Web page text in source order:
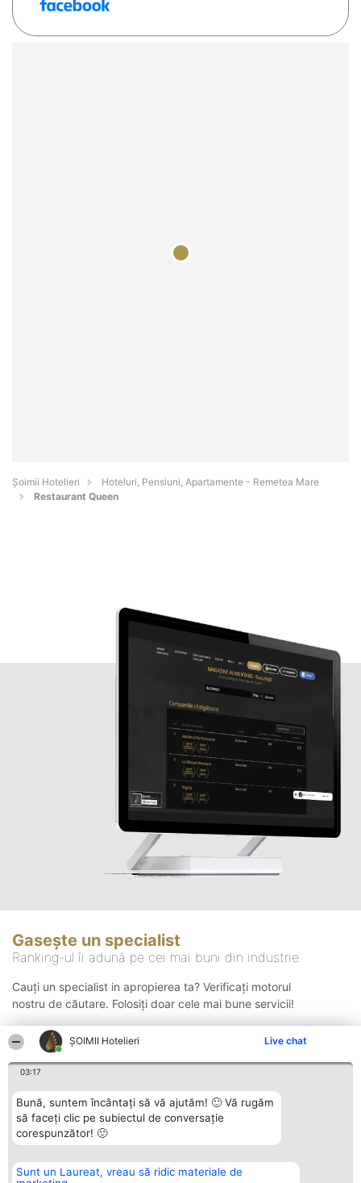
ȘOIMII Hotelieri Live chat
03:17
Bună, suntem încântați să vă ajutăm! 🙂 Vă rugăm
să faceți clic pe subiectul de conversație
corespunzător! 🙂
Sunt un Laureat, vreau să ridic materiale de
Șoimii Hotelieri
Hoteluri, Pensiuni, Apartamente - Remetea Mare
Restaurant Queen
Gasește un specialist
Ranking-ul îi adună pe cei mai buni din industrie
Cauți un specialist in apropierea ta? Verificați motorul
nostru de căutare. Folosiți doar cele mai bune servicii!
Organizator Ranking Plebiscyt Contact